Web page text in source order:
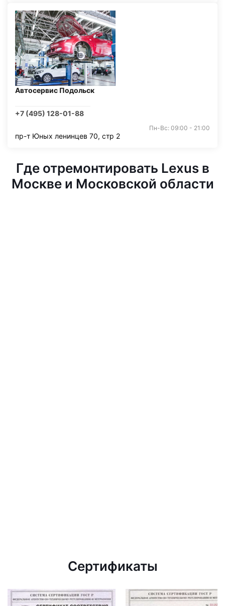
Автосервис Подольск
+7 (495) 128-01-88
Пн-Вс: 09:00 - 21:00
пр-т Юных ленинцев 70, стр 2
Где отремонтировать Lexus в
Москве и Московской области
Сертификаты